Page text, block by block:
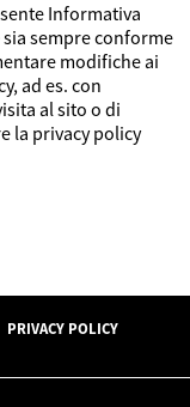
Informativa
sempre conforme
modifiche ai
ad es. con
al sito o di
la privacy policy
PRIVACY POLICY